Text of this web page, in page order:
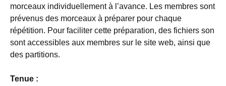
morceaux individuellement à l’avance. Les membres sont
prévenus des morceaux à préparer pour chaque
répétition. Pour faciliter cette préparation, des fichiers son
sont accessibles aux membres sur le site web, ainsi que
des partitions.
Tenue :